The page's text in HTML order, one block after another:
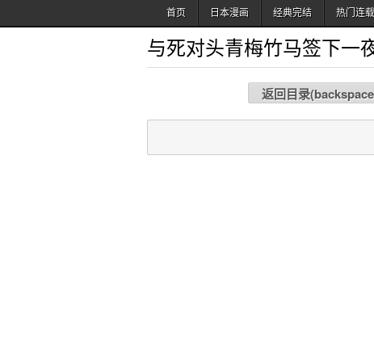
首页 日本漫画 经典完结 热门连载
与死对头青梅竹马签下一
返回目录(backspace